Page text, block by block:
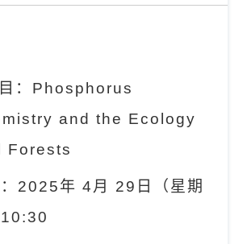
： Phosphorus
and the Ecology
Forests
2025年4 月 29 日（星期